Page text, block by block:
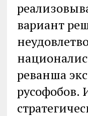
вариант
реванша
русофобов.